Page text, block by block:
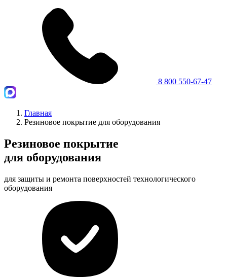
8 800 550-67-47
Главная
Резиновое покрытие для оборудования
Резиновое покрытие
для оборудования
для защиты и ремонта поверхностей технологического
оборудования